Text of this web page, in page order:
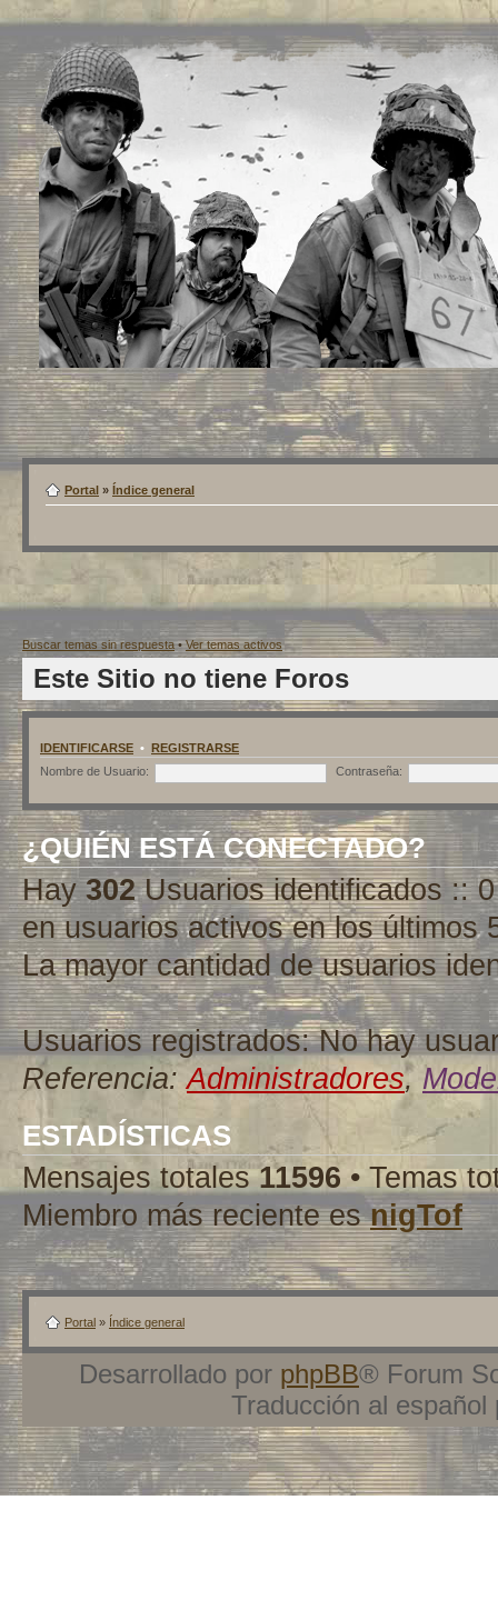
Portal » Índice general
Buscar temas sin respuesta•Ver temas activos
Este Sitio no tiene Foros
IDENTIFICARSE • REGISTRARSE
Nombre de Usuario:
Contraseña:
¿QUIÉN ESTÁ CONECTADO?
Hay302Usuarios identificados ::
en usuarios activos en los últimos
La mayor cantidad de usuarios
Usuarios registrados: No hay
Referencia:Administradores,
ESTADÍSTICAS
Mensajes totales11596 • Temas
Miembro más reciente esnigTof
Portal » Índice general
Desarrollado por phpBB® Forum
Traducción al